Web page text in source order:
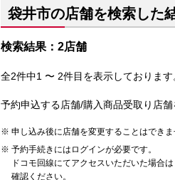
袋井市の店舗を検索した
検索結果：2店舗
全2件中1 〜 2件目を表示しておりま
予約申込する店舗/購入商品受取り店舗
申し込み後に店舗を変更することはできま
予約手続きにはログインが必要です。
ドコモ回線にてアクセスいただいた場合
確認ください。